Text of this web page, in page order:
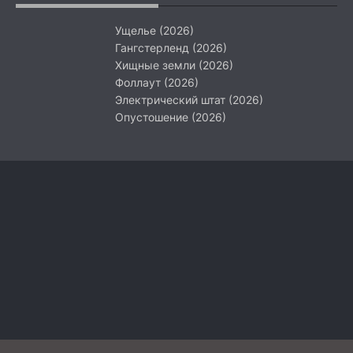
Ущелье (2026)
Гангстерленд (2026)
Хищные земли (2026)
Фоллаут (2026)
Электрический штат (2026)
Опустошение (2026)